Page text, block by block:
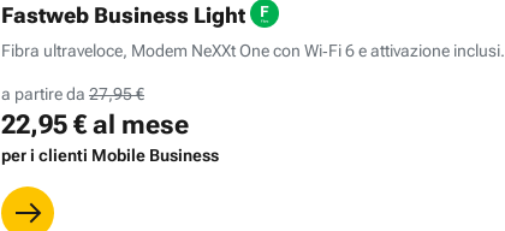
Fastweb Business Light
Fibra ultraveloce, Modem NeXXt One con Wi‑Fi 6 e attivazione inclusi.
a partire da 27,95 €
22,95 €al mese
per i clienti Mobile Business